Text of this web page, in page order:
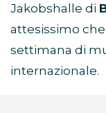
Jakobshalle di
attesissimo
settimana di
internazionale.